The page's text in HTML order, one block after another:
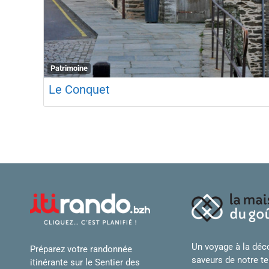
Patrimoine
Le Conquet
Préparez votre randonnée
itinérante sur le Sentier des
Un voyage à la
saveurs de notre